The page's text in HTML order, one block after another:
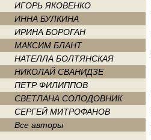
ИГОРЬ ЯКОВЕНКО
ИННА БУЛКИНА
ИРИНА БОРОГАН
МАКСИМ БЛАНТ
НАТЕЛЛА БОЛТЯНСКАЯ
НИКОЛАЙ СВАНИДЗЕ
ПЕТР ФИЛИППОВ
СВЕТЛАНА СОЛОДОВНИК
СЕРГЕЙ МИТРОФАНОВ
Все авторы